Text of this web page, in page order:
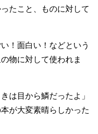
たこと、ものに対して
！面白い！などという
物に対して使われま
は目から鱗だったよ」
が大変素晴らしかった